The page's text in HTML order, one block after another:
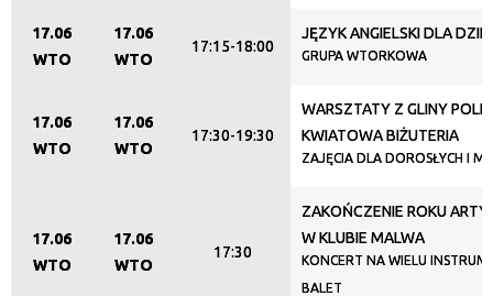
17.06
WTO
17.06
WTO
17:15-18:00
JĘZYK ANGIELSKI DLA
GRUPA WTORKOWA
17.06
WTO
17.06
WTO
17:30-19:30
WARSZTATY Z GLINY
KWIATOWA BIŻUTERIA
ZAJĘCIA DLA DOROSŁYCH I
17.06
WTO
17.06
WTO
17:30
ZAKOŃCZENIE ROKU
W KLUBIE MALWA
KONCERT NA WIELU
BALET